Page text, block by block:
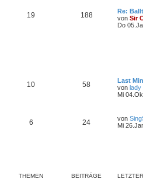
19 188
Re:
von Sir
Do
10 58
Last
von lady
Mi
6 24 von
Mi
THEMEN BEITRÄGE